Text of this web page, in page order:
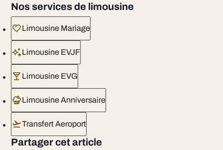
Nos services de limousine
Limousine Mariage
Limousine EVJF
Limousine EVG
Limousine Anniversaire
Transfert Aeroport
Partager cet article